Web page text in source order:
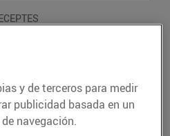
y de terceros para medir
publicidad basada en un
navegación.